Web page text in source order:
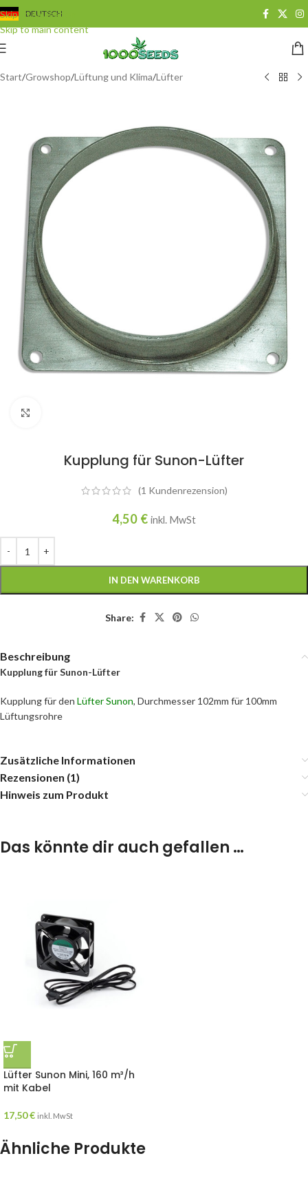
Skip to navigation
Skip to main content
DEUTSCH
Start/Growshop/Lüftung und Klima/Lüfter
Kupplung für Sunon-Lüfter
(1 Kundenrezension)
4,50 € inkl. MwSt
IN DEN WARENKORB
Share:
Beschreibung
Kupplung für Sunon-Lüfter
Kupplung für den Lüfter Sunon, Durchmesser 102mm für 100mm
Lüftungsrohre
Zusätzliche Informationen
Rezensionen (1)
Hinweis zum Produkt
Das könnte dir auch gefallen …
Lüfter Sunon Mini, 160 m³/h
mit Kabel
17,50€ inkl. MwSt
Ähnliche Produkte